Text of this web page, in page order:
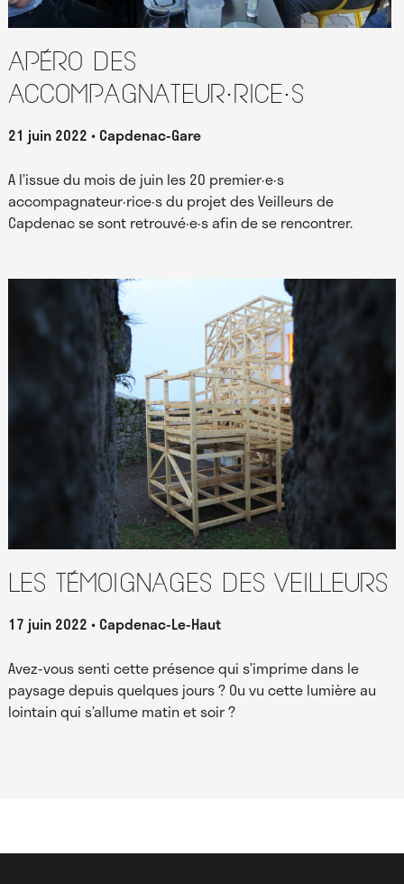
Apéro des
accompagnateur·rice·s
21 juin 2022 Capdenac-Gare
A l’issue du mois de juin les 20 premier·e·s
accompagnateur·rice·s du projet des Veilleurs de
Capdenac se sont retrouvé·e·s afin de se rencontrer.
Les témoignages des Veilleurs
17 juin 2022 Capdenac-Le-Haut
Avez-vous senti cette présence qui s’imprime dans le
paysage depuis quelques jours ? Ou vu cette lumière au
lointain qui s’allume matin et soir ?